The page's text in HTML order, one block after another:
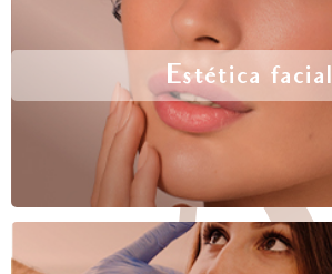
Estética facial